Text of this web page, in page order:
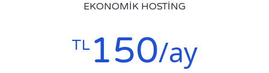
EKONOMIK HOSTING
TL 150/ay